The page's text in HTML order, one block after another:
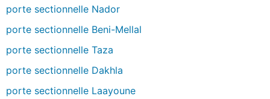
porte sectionnelle Nador
porte sectionnelle Beni-Mellal
porte sectionnelle Taza
porte sectionnelle Dakhla
porte sectionnelle Laayoune